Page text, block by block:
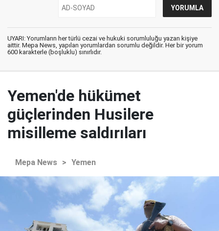
UYARI: Yorumların her türlü cezai ve hukuki sorumluluğu yazan kişiye
aittir. Mepa News, yapılan yorumlardan sorumlu değildir. Her bir yorum
600 karakterle (boşluklu) sınırlıdır.
Yemen'de hükümet
güçlerinden Husilere
misilleme saldırıları
Mepa News > Yemen